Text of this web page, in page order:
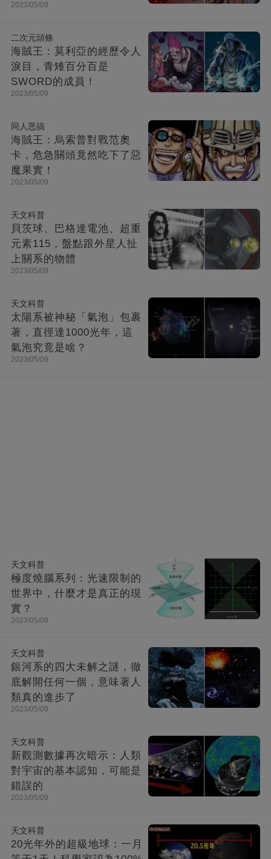
2023/05/09
二次元頭條
海賊王：莫利亞的經歷令人
淚目，青雉百分百是
SWORD的成員！
2023/05/09
同人恶搞
海賊王：烏索普對戰范奧
卡，危急關頭竟然吃下了惡
魔果實！
2023/05/09
天文科普
貝茨球、巴格達電池、超重
元素115，盤點跟外星人扯
上關系的物體
2023/05/09
天文科普
太陽系被神秘「氣泡」包裹
著，直徑達1000光年，這
氣泡究竟是啥？
2023/05/09
天文科普
極度燒腦系列：光速限制的
世界中，什麼才是真正的現
實？
2023/05/09
天文科普
銀河系的四大未解之謎，徹
底解開任何一個，意味著人
類真的進步了
2023/05/09
天文科普
新觀測數據再次暗示：人類
對宇宙的基本認知，可能是
錯誤的
2023/05/09
天文科普
20光年外的超級地球：一月